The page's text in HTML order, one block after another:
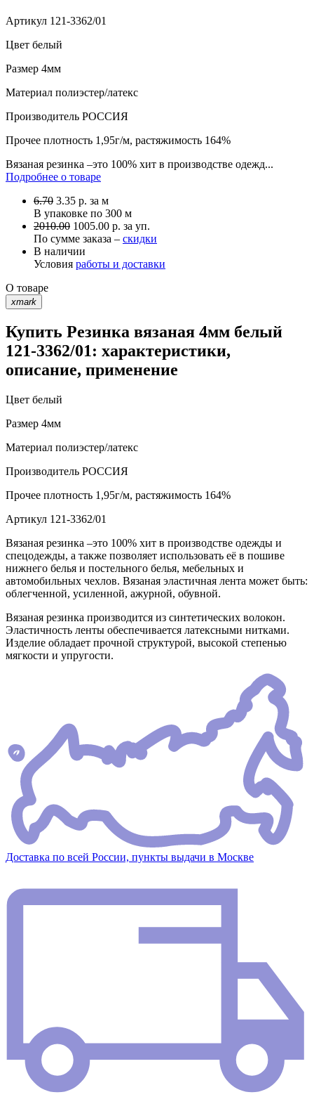
Артикул 121-3362/01
Цвет белый
Размер 4мм
Материал полиэстер/латекс
Производитель РОССИЯ
Прочее плотность 1,95г/м, растяжимость 164%
Вязаная резинка –это 100% хит в производстве одежд...
Подробнее о товаре
6.70 3.35 р. за м
В упаковке по 300 м
2010.00 1005.00 р. за уп.
По сумме заказа – скидки
В наличии
Условия работы и доставки
О товаре
xmark
Купить Резинка вязаная 4мм белый
121-3362/01: характеристики,
описание, применение
Цвет белый
Размер 4мм
Материал полиэстер/латекс
Производитель РОССИЯ
Прочее плотность 1,95г/м, растяжимость 164%
Артикул 121-3362/01
Вязаная резинка –это 100% хит в производстве одежды и
спецодежды, а также позволяет использовать её в пошиве
нижнего белья и постельного белья, мебельных и
автомобильных чехлов. Вязаная эластичная лента может быть:
облегченной, усиленной, ажурной, обувной.
Вязаная резинка производится из синтетических волокон.
Эластичность ленты обеспечивается латексными нитками.
Изделие обладает прочной структурой, высокой степенью
мягкости и упругости.
Доставка по всей России, пункты выдачи в Москве